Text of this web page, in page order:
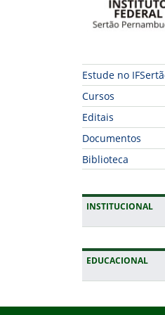
Estude no
Cursos
Editais
Documentos
Biblioteca
INSTITUCIONAL
EDUCACIONAL